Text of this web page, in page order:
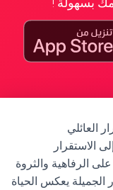
العائلي
الاستقرار
الرفاهية والثروة
الجميلة يعكس الحياة